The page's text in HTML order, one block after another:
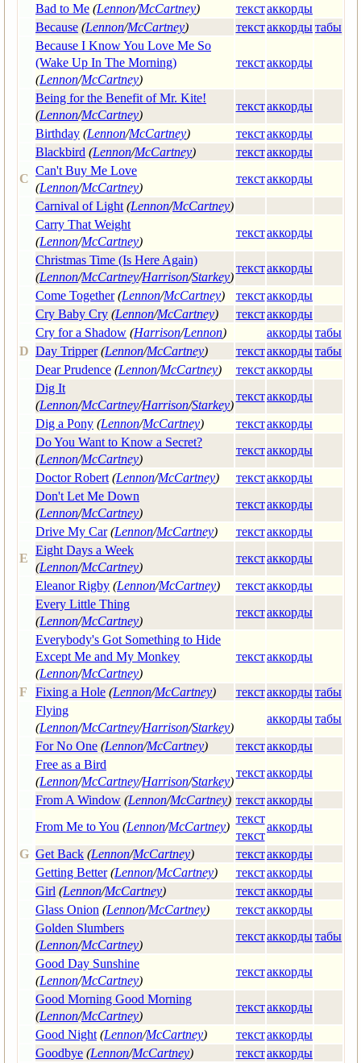
Bad to Me (Lennon/McCartney) текстаккорды
Because (Lennon/McCartney) текстаккордытабы
Because I Know You Love Me So
(Wake Up In The Morning)
(Lennon/McCartney)
текстаккорды
Being for the Benefit of Mr. Kite!
(Lennon/McCartney)
текстаккорды
Birthday (Lennon/McCartney) текстаккорды
Blackbird (Lennon/McCartney) текстаккорды
C
Can't Buy Me Love
(Lennon/McCartney)
текстаккорды
Carnival of Light (Lennon/McCartney)
Carry That Weight
(Lennon/McCartney)
текстаккорды
Christmas Time (Is Here Again)
(Lennon/McCartney/Harrison/Starkey)
текстаккорды
Come Together (Lennon/McCartney) текстаккорды
Cry Baby Cry (Lennon/McCartney) текстаккорды
Cry for a Shadow (Harrison/Lennon) аккордытабы
D Day Tripper (Lennon/McCartney) текстаккордытабы
Dear Prudence (Lennon/McCartney) текстаккорды
Dig It
(Lennon/McCartney/Harrison/Starkey)
текстаккорды
Dig a Pony (Lennon/McCartney) текстаккорды
Do You Want to Know a Secret?
(Lennon/McCartney)
текстаккорды
Doctor Robert (Lennon/McCartney) текстаккорды
Don't Let Me Down
(Lennon/McCartney)
текстаккорды
Drive My Car (Lennon/McCartney) текстаккорды
E
Eight Days a Week
(Lennon/McCartney)
текстаккорды
Eleanor Rigby (Lennon/McCartney) текстаккорды
Every Little Thing
(Lennon/McCartney)
текстаккорды
Everybody's Got Something to Hide
Except Me and My Monkey
(Lennon/McCartney)
текстаккорды
F Fixing a Hole (Lennon/McCartney) текстаккордытабы
Flying
(Lennon/McCartney/Harrison/Starkey)
аккордытабы
For No One (Lennon/McCartney) текстаккорды
Free as a Bird
(Lennon/McCartney/Harrison/Starkey)
текстаккорды
From A Window (Lennon/McCartney) текстаккорды
From Me to You (Lennon/McCartney)
текст
текст
аккорды
G Get Back (Lennon/McCartney) текстаккорды
Getting Better (Lennon/McCartney) текстаккорды
Girl (Lennon/McCartney) текстаккорды
Glass Onion (Lennon/McCartney) текстаккорды
Golden Slumbers
(Lennon/McCartney)
текстаккордытабы
Good Day Sunshine
(Lennon/McCartney)
текстаккорды
Good Morning Good Morning
(Lennon/McCartney)
текстаккорды
Good Night (Lennon/McCartney) текстаккорды
Goodbye (Lennon/McCartney) текстаккорды